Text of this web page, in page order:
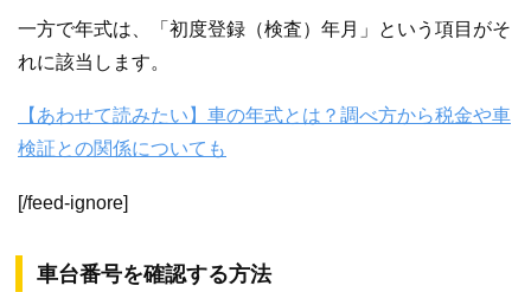
一方で年式は、「初度登録（検査）年月」という項目がそ
れに該当します。
【あわせて読みたい】車の年式とは？調べ方から税金や車
検証との関係についても
[/feed-ignore]
車台番号を確認する方法